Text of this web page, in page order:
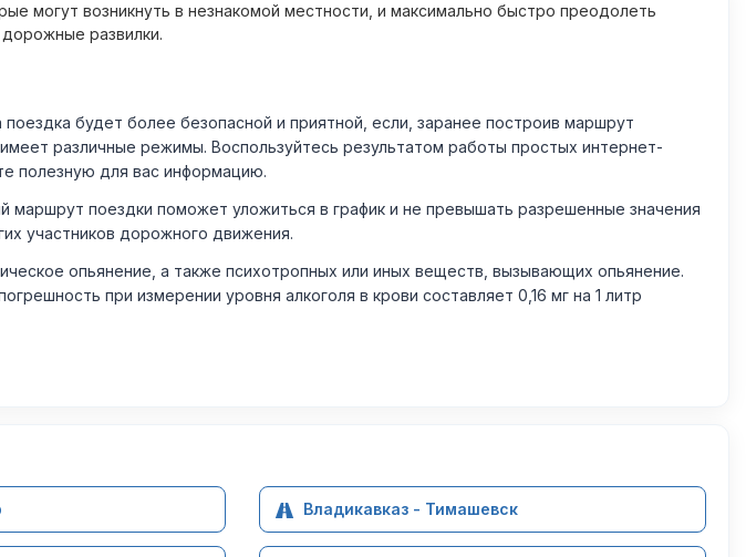
могут возникнуть в незнакомой местности, и максимально быстро преодолеть
развилки.
будет более безопасной и приятной, если, заранее построив маршрут
различные режимы. Воспользуйтесь результатом работы простых интернет-
полезную для вас информацию.
поездки поможет уложиться в график и не превышать разрешенные значения
участников дорожного движения.
опьянение, а также психотропных или иных веществ, вызывающих опьянение.
при измерении уровня алкоголя в крови составляет 0,16 мг на 1 литр
Владикавказ - Тимашевск